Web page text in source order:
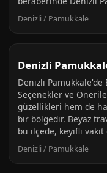
Denizli / Pamukkale
Denizli
Denizli
Seçenekler ve
güzellikleri hem de
bir bölgedir. Beyaz
bu ilçede, keyifli
Denizli / Pamukkale